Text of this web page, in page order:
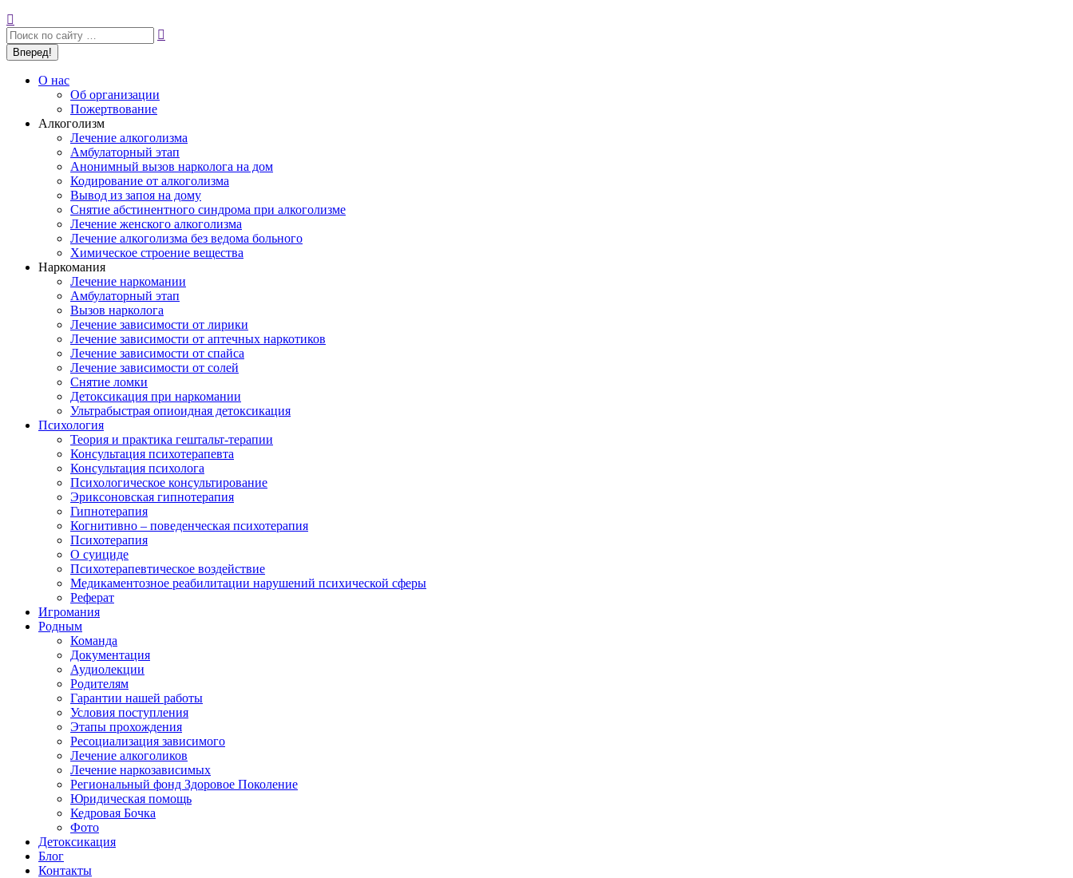
Поиск:
О нас
Об организации
Пожертвование
Алкоголизм
Лечение алкоголизма
Амбулаторный этап
Анонимный вызов нарколога на дом
Кодирование от алкоголизма
Вывод из запоя на дому
Снятие абстинентного синдрома при алкоголизме
Лечение женского алкоголизма
Лечение алкоголизма без ведома больного
Химическое строение вещества
Наркомания
Лечение наркомании
Амбулаторный этап
Вызов нарколога
Лечение зависимости от лирики
Лечение зависимости от аптечных наркотиков
Лечение зависимости от спайса
Лечение зависимости от солей
Снятие ломки
Детоксикация при наркомании
Ультрабыстрая опиоидная детоксикация
Психология
Теория и практика гештальт-терапии
Консультация психотерапевта
Консультация психолога
Психологическое консультирование
Эриксоновская гипнотерапия
Гипнотерапия
Когнитивно – поведенческая психотерапия
Психотерапия
О суициде
Психотерапевтическое воздействие
Медикаментозное реабилитации нарушений психической сферы
Реферат
Игромания
Родным
Команда
Документация
Аудиолекции
Родителям
Гарантии нашей работы
Условия поступления
Этапы прохождения
Ресоциализация зависимого
Лечение алкоголиков
Лечение наркозависимых
Региональный фонд Здоровое Поколение
Юридическая помощь
Кедровая Бочка
Фото
Детоксикация
Блог
Контакты